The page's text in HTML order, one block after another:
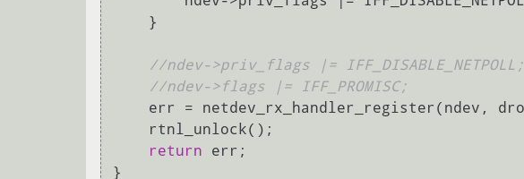
//ndev->priv_flags |= IFF_DISABLE_NETPOLL;
//ndev->flags |= IFF_PROMISC;
return err;
}